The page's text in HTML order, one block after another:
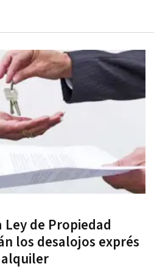
Ley de Propiedad
los desalojos exprés